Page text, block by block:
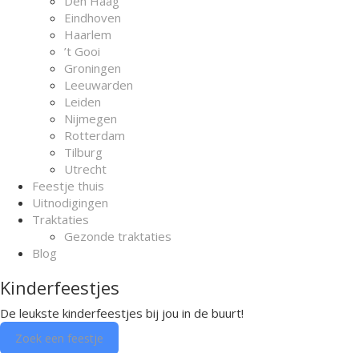
Eindhoven
Haarlem
’t Gooi
Groningen
Leeuwarden
Leiden
Nijmegen
Rotterdam
Tilburg
Utrecht
Feestje thuis
Uitnodigingen
Traktaties
Gezonde traktaties
Blog
Kinderfeestjes
De leukste kinderfeestjes bij jou in de buurt!
Zoek een feestje